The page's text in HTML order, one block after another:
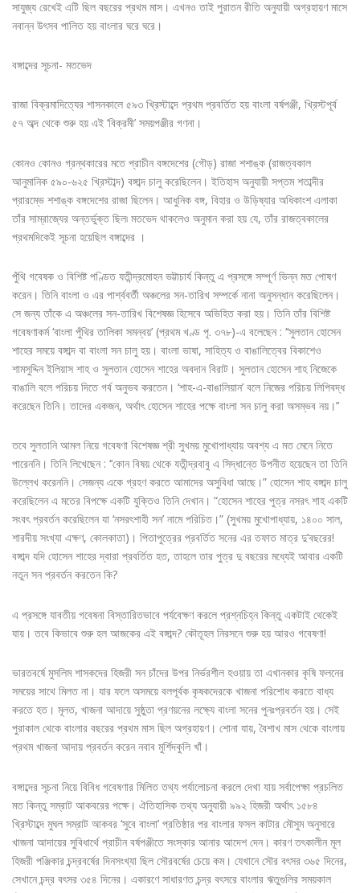
সাযুজ্য রেখেই এটি ছিল বছরের প্রথম মাস। এখনও তাই পুরাতন রীতি অনুযায়ী অগ্রহায়ণ মাসে
নবান্ন উৎসব পালিত হয় বাংলার ঘরে ঘরে।
বঙ্গাব্দের সূচনা- মতভেদ
রাজা বিক্রমাদিত্যের শাসনকালে ৫৯৩ খ্রিস্টাব্দে প্রথম প্রবর্তিত হয় বাংলা বর্ষপঞ্জী, খ্রিস্টপূর্ব
৫৭ অব্দ থেকে শুরু হয় এই ‘বিক্রমী’ সময়পঞ্জীর গণনা।
কোনও কোনও গ্রন্থকারের মতে প্রাচীন বঙ্গদেশের (গৌড়) রাজা শশাঙ্ক (রাজত্বকাল
আনুমানিক ৫৯০-৬২৫ খ্রিস্টাব্দ) বঙ্গাব্দ চালু করেছিলেন। ইতিহাস অনুযায়ী সপ্তম শতাব্দীর
প্রারম্ভে শশাঙ্ক বঙ্গদেশের রাজা ছিলেন। আধুনিক বঙ্গ, বিহার ও উড়িষ্যার অধিকাংশ এলাকা
তাঁর সাম্রাজ্যের অন্তর্ভুক্ত ছিল৷ মতভেদ থাকলেও অনুমান করা হয় যে, তাঁর রাজত্বকালের
প্রথমদিকেই সূচনা হয়েছিল বঙ্গাব্দের ।
পুঁথি গবেষক ও বিশিষ্ট পণ্ডিত যতীন্দ্রমোহন ভট্টাচার্য কিন্তু এ প্রসঙ্গে সম্পূর্ণ ভিন্ন মত পোষণ
করেন। তিনি বাংলা ও এর পার্শ্ববর্তী অঞ্চলের সন-তারিখ সম্পর্কে নানা অনুসন্ধান করেছিলেন।
সে জন্য তাঁকে এ অঞ্চলের সন-তারিখ বিশেষজ্ঞ হিসেবে অভিহিত করা হয়। তিনি তাঁর বিশিষ্ট
গবেষণাকর্ম ‘বাংলা পুঁথির তালিকা সমন্বয়’ (প্রথম খণ্ড পৃ. ৩৭৮)-এ বলেছেন : ‘‘সুলতান হোসেন
শাহের সময়ে বঙ্গাব্দ বা বাংলা সন চালু হয়। বাংলা ভাষা, সাহিত্য ও বাঙালিত্বের বিকাশেও
শামসুদ্দিন ইলিয়াস শাহ ও সুলতান হোসেন শাহের অবদান বিরাট। সুলতান হোসেন শাহ নিজেকে
বাঙালি বলে পরিচয় দিতে গর্ব অনুভব করতেন। ‘শাহ-এ-বাঙালিয়ান’ বলে নিজের পরিচয় লিপিবদ্ধ
করেছেন তিনি। তাদের একজন, অর্থাৎ হোসেন শাহের পক্ষে বাংলা সন চালু করা অসম্ভব নয়।’’
তবে সুলতানি আমল নিয়ে গবেষণা বিশেষজ্ঞ শ্রী সুখময় মুখোপাধ্যায় অবশ্য এ মত মেনে নিতে
পারেননি। তিনি লিখেছেন : ‘‘কোন বিষয় থেকে যতীন্দ্রবাবু এ সিদ্ধান্তে উপনীত হয়েছেন তা তিনি
উল্লেখ করেননি। সেজন্য একে গ্রহণ করতে আমাদের অসুবিধা আছে।” হোসেন শাহ বঙ্গাব্দ চালু
করেছিলেন এ মতের বিপক্ষে একটি যুক্তিও তিনি দেখান। “হোসেন শাহের পুত্র নসরৎ শাহ একটি
সংবৎ প্রবর্তন করেছিলেন যা ‘নসরৎশাহী সন’ নামে পরিচিত।” (সুখময় মুখোপাধ্যায়, ১৪০০ সাল,
শারদীয় সংখ্যা এক্ষণ, কোলকাতা)। পিতাপুত্রের প্রবর্তিত সনের এর তফাত মাত্র দু’বছরের!
বঙ্গাব্দ যদি হোসেন শাহের দ্বারা প্রবর্তিত হত, তাহলে তার পুত্র দু বছরের মধ্যেই আবার একটি
নতুন সন প্রবর্তন করতেন কি?
এ প্রসঙ্গে যাবতীয় গবেষনা বিস্তারিতভাবে পর্যবেক্ষণ করলে প্রশ্নচিহ্ন কিন্তু একটাই থেকেই
যায়। তবে কিভাবে শুরু হল আজকের এই বঙ্গাব্দ? কৌতূহল নিরসনে শুরু হয় আরও গবেষণা!
ভারতবর্ষে মুসলিম শাসকদের হিজরী সন চাঁদের উপর নির্ভরশীল হওয়ায় তা এখানকার কৃষি ফলনের
সময়ের সাথে মিলত না। যার ফলে অসময়ে বলপূর্বক কৃষকদেরকে খাজনা পরিশোধ করতে বাধ্য
করতে হত। মূলত, খাজনা আদায়ে সুষ্ঠুতা প্রণয়নের লক্ষ্যে বাংলা সনের পুনঃপ্রবর্তন হয়। সেই
পুরাকাল থেকে বাংলার বছরের প্রথম মাস ছিল অগ্রহায়ণ। শোনা যায়, বৈশাখ মাস থেকে বাংলায়
প্রথম খাজনা আদায় প্রবর্তন করেন নবাব মুর্শিদকুলি খাঁ।
বঙ্গাব্দের সূচনা নিয়ে বিবিধ গবেষণার মিলিত তথ্য পর্যালোচনা করলে দেখা যায় সর্বাপেক্ষা প্রচলিত
মত কিন্তু সম্রাট আকবরের পক্ষে। ঐতিহাসিক তথ্য অনুযায়ী ৯৯২ হিজরী অর্থাৎ ১৫৮৪
খ্রিস্টাব্দে মুঘল সম্রাট আকবর ‘সুবে বাংলা’ প্রতিষ্ঠার পর বাংলার ফসল কাটার মৌসুম অনুসারে
খাজনা আদায়ের সুবিধার্থে প্রাচীন বর্ষপঞ্জীতে সংস্কার আনার আদেশ দেন। কারণ তৎকালীন মূল
হিজরী পঞ্জিকার চন্দ্রবর্ষের দিনসংখ্যা ছিল সৌরবর্ষের চেয়ে কম। যেখানে সৌর বৎসর ৩৬৫ দিনের,
সেখানে চন্দ্র বৎসর ৩৫৪ দিনের। একারণে সাধারণত চন্দ্র বৎসরে বাংলার ঋতুগুলির সময়কাল